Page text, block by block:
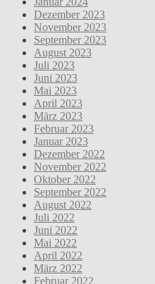
Dezember 2023
November 2023
September 2023
August 2023
Juli 2023
Juni 2023
Mai 2023
April 2023
März 2023
Februar 2023
Januar 2023
Dezember 2022
November 2022
Oktober 2022
September 2022
August 2022
Juli 2022
Juni 2022
Mai 2022
April 2022
März 2022
Februar 2022